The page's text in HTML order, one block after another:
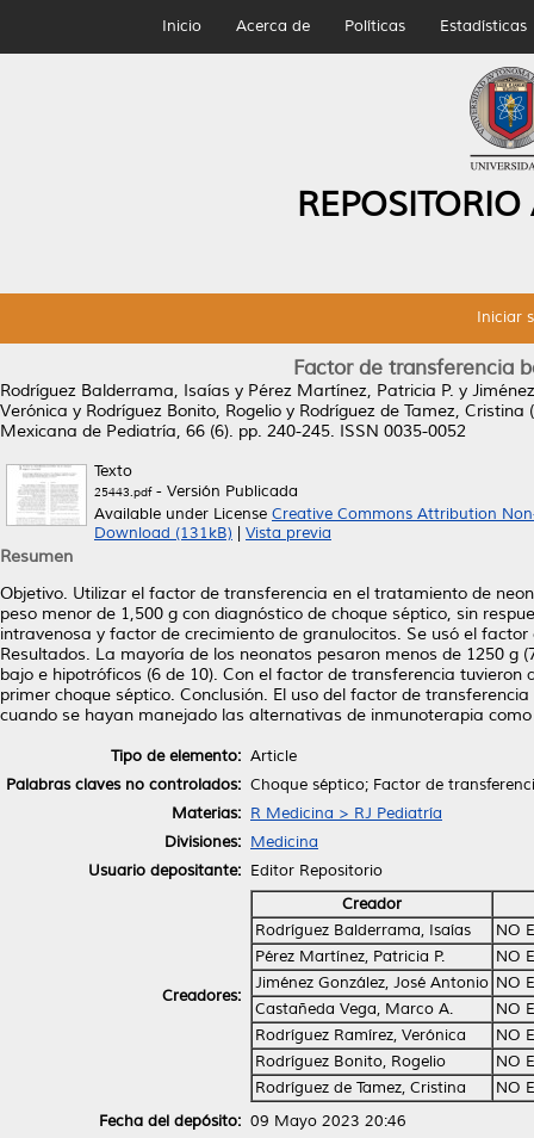
Inicio Acerca de Políticas Estadísticas
Iniciar
Factor de transferencia
Rodríguez Balderrama, Isaías y Pérez Martínez, Patricia P. y
Verónica y Rodríguez Bonito, Rogelio y Rodríguez de Tamez, Cristina
Mexicana de Pediatría, 66 (6). pp. 240-245. ISSN 0035-0052
Texto
25443.pdf- Versión Publicada
Available under License Creative Commons Attribution
Download (131kB)
Vista previa
Resumen
Objetivo. Utilizar el factor de transferencia en el tratamiento de
peso menor de 1,500 g con diagnóstico de choque séptico, sin
intravenosa y factor de crecimiento de granulocitos. Se usó el
Resultados. La mayoría de los neonatos pesaron menos de 1250
bajo e hipotróficos (6 de 10). Con el factor de transferencia
primer choque séptico. Conclusión. El uso del factor de
cuando se hayan manejado las alternativas de inmunoterapia
Tipo de elemento: Article
Palabras claves no controlados: Choque séptico; Factor de
Materias: R Medicina > RJ Pediatría
Divisiones: Medicina
Usuario depositante: Editor Repositorio
Creadores:
Creador
Rodríguez Balderrama, Isaías
NO
Pérez Martínez, Patricia P.
NO
Jiménez González, José Antonio NO
Castañeda Vega, Marco A.
NO
Rodríguez Ramírez, Verónica
NO
Rodríguez Bonito, Rogelio
NO
Rodríguez de Tamez, Cristina
NO
Fecha del depósito: 09 Mayo 2023 20:46